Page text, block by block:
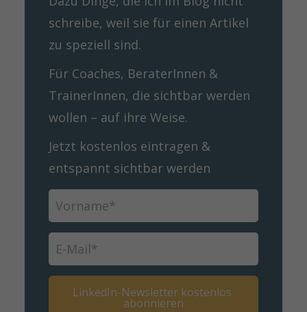
schreibe, weil sie für einen Artikel
zu speziell sind.
Für Coaches, BeraterInnen &
TrainerInnen, die sichtbar werden
wollen – auf ihre Weise.
Jetzt kostenlos eintragen &
entspannt sichtbar werden
LinkedIn-Newsletter kostenlos
abonnieren